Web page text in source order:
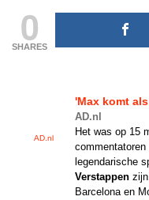
0
SHARES
AD.nl
'Max komt
AD.nl
Het was op 15
legendarische
Verstappen
Barcelona en